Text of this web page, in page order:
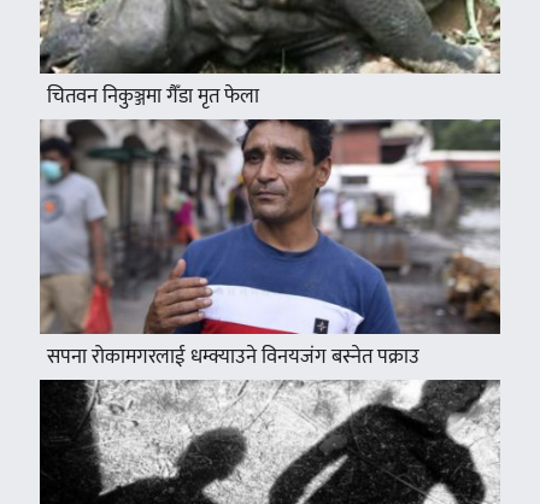
चितवन निकुञ्जमा गैँडा मृत फेला
सपना रोकामगरलाई धम्क्याउने विनयजंग बस्नेत पक्राउ